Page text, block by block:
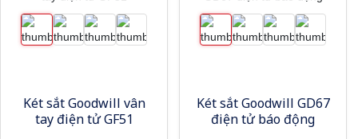
Két sắt Goodwill vân
tay điện tử GF51
Két sắt Goodwill GD67
điện tử báo động